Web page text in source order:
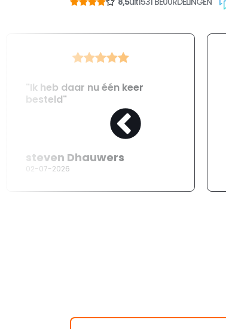
"Ik heb daar nu één keer
besteld"
steven Dhauwers
02-07-2026